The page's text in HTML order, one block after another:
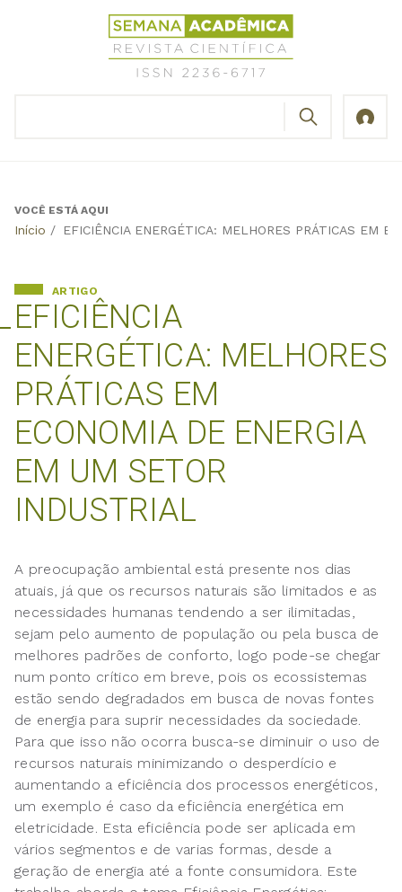
Revista
Científica
Semana
Back
VOCÊ ESTÁ AQUI
Início / EFICIÊNCIA ENERGÉTICA: MELHORES PRÁTICAS EM
EFICIÊNCIA
ENERGÉTICA: MELHORES
PRÁTICAS EM
ECONOMIA DE ENERGIA
EM UM SETOR
INDUSTRIAL
ARTIGO
A preocupação ambiental está presente nos dias
atuais, já que os recursos naturais são limitados e as
necessidades humanas tendendo a ser ilimitadas,
sejam pelo aumento de população ou pela busca de
melhores padrões de conforto, logo pode-se chegar
num ponto crítico em breve, pois os ecossistemas
estão sendo degradados em busca de novas fontes
de energia para suprir necessidades da sociedade.
Para que isso não ocorra busca-se diminuir o uso de
recursos naturais minimizando o desperdício e
aumentando a eficiência dos processos energéticos,
um exemplo é caso da eficiência energética em
eletricidade. Esta eficiência pode ser aplicada em
vários segmentos e de varias formas, desde a
geração de energia até a fonte consumidora. Este